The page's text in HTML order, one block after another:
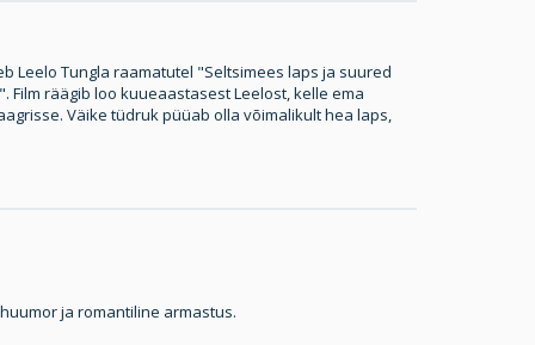
Leelo Tungla raamatutel "Seltsimees laps ja suured
räägib loo kuueaastasest Leelost, kelle ema
Väike tüdruk püüab olla võimalikult hea laps,
ja romantiline armastus.